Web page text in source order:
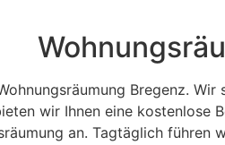
Bregenz.
wir Ihnen eine
an. Tagtäglich führen